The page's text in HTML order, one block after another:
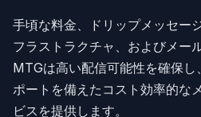
手頃な料金、ドリップメッセー
フラストラクチャ、およびメー
MTGは高い配信可能性を確保
ポートを備えたコスト効率的な
ビスを提供します。